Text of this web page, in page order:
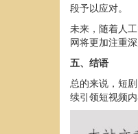
段予以应对。
未来，随着人
网将更加注重
五、结语
总的来说，短
续引领短视频